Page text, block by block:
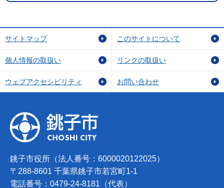
サイトマップ このサイトについて
個人情報の取扱い リンクの取扱い
ウェブアクセシビリティ お問い合わせ
銚子市役所（法人番号：6000020122025）
〒288-8601 千葉県銚子市若宮町1-1
電話番号：0479-24-8181（代表）